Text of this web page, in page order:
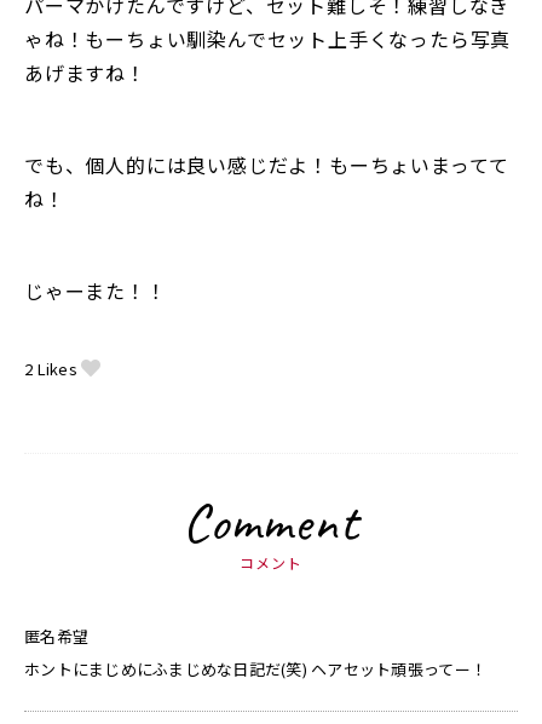
ゃね！もーちょい馴染んでセット上手くなったら写真
あげますね！
でも、個人的には良い感じだよ！もーちょいまってて
ね！
じゃーまた！！
2 Likes
Comment
コメント
匿名希望
ホントにまじめにふまじめな日記だ(笑) ヘアセット頑張ってー！